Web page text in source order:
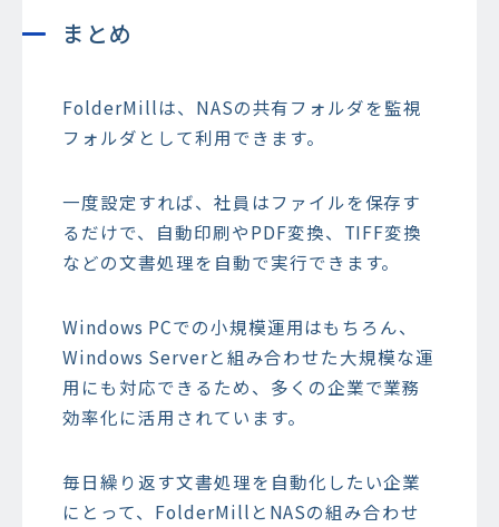
まとめ
FolderMillは、NASの共有フォルダを監視
フォルダとして利用できます。
一度設定すれば、社員はファイルを保存す
るだけで、自動印刷やPDF変換、TIFF変換
などの文書処理を自動で実行できます。
Windows PCでの小規模運用はもちろん、
Windows Serverと組み合わせた大規模な運
用にも対応できるため、多くの企業で業務
効率化に活用されています。
毎日繰り返す文書処理を自動化したい企業
にとって、FolderMillとNASの組み合わせ